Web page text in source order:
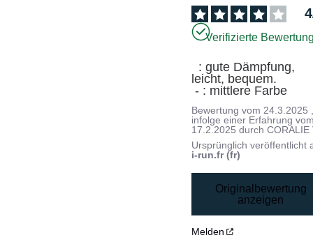
4
Verifizierte
leicht, bequem.
- : mittlere Farbe
Bewertung vom24.3.2025
infolge einer Erfahrung
17.2.2025 durchCORALIE
Ursprünglich veröffentlicht
i-run.fr (fr)
Originalbewertung
anzeigen
Melden